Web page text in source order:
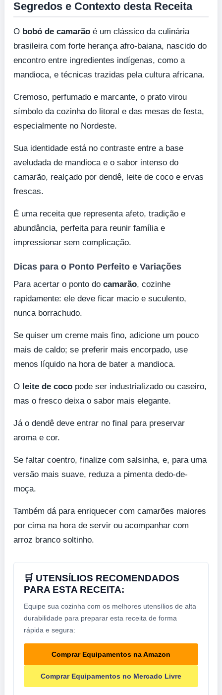
Segredos e Contexto desta Receita
O bobó de camarão é um clássico da culinária
brasileira com forte herança afro-baiana, nascido do
encontro entre ingredientes indígenas, como a
mandioca, e técnicas trazidas pela cultura africana.
Cremoso, perfumado e marcante, o prato virou
símbolo da cozinha do litoral e das mesas de festa,
especialmente no Nordeste.
Sua identidade está no contraste entre a base
aveludada de mandioca e o sabor intenso do
camarão, realçado por dendê, leite de coco e ervas
frescas.
É uma receita que representa afeto, tradição e
abundância, perfeita para reunir família e
impressionar sem complicação.
Dicas para o Ponto Perfeito e Variações
Para acertar o ponto do camarão, cozinhe
rapidamente: ele deve ficar macio e suculento,
nunca borrachudo.
Se quiser um creme mais fino, adicione um pouco
mais de caldo; se preferir mais encorpado, use
menos líquido na hora de bater a mandioca.
O leite de coco pode ser industrializado ou caseiro,
mas o fresco deixa o sabor mais elegante.
Já o dendê deve entrar no final para preservar
aroma e cor.
Se faltar coentro, finalize com salsinha, e, para uma
versão mais suave, reduza a pimenta dedo-de-
moça.
Também dá para enriquecer com camarões maiores
por cima na hora de servir ou acompanhar com
arroz branco soltinho.
🛒 UTENSÍLIOS RECOMENDADOS
PARA ESTA RECEITA:
Equipe sua cozinha com os melhores utensílios de alta
durabilidade para preparar esta receita de forma
rápida e segura:
Comprar Equipamentos na Amazon
Comprar Equipamentos no Mercado Livre